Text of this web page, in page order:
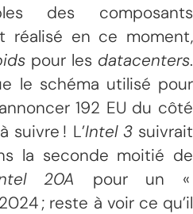
des composants
réalisé en ce moment,
pour les datacenters.
le schéma utilisé pour
192 EU du côté
suivre ! L’Intel 3suivrait
la seconde moitié de
20A pour un «
; reste à voir ce qu’il